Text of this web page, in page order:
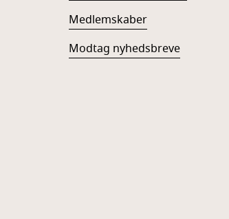
Medlemskaber
Modtag nyhedsbreve